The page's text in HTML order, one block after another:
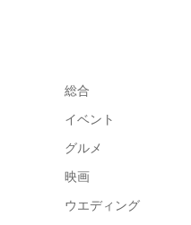
総合
イベント
グルメ
映画
ウエディング